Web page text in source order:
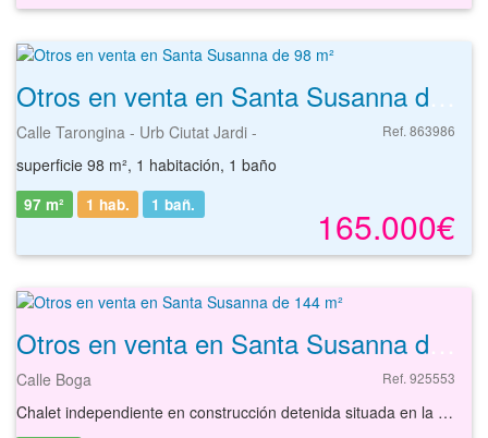
Calle Tarongina - Urb Ciutat Jardi - Ref. 863986
superficie 98 m², 1 habitación, 1 baño
165.000€
97 m² 1 hab. 1 bañ.
Calle Boga Ref. 925553
Chalet independiente en construcción detenida situada en la localidad de Santa Sussna, provincia de Barcelona. Construido en 2003, este chalet independiente en construcción detenida, se asienta sobre una parcela de 1004 m² asentado sobre una parcela de 825 m², dispone de una superficie de 144 m² y se distribuye en salón-comedor, cocina, 3 dormitorios, 2 baños, terraza y garaje. La parcela no edificada se destina a zonas ajardinadas. La vivienda se localiza a las afueras del municipio, comunicada mediante el acceso viari N-II y la estación del tren próximos. La localidad está dotada de equipamiento variado, restaurantes, supermercado, cajero automático, la playa, etc. Con nuestros servicios podrá conocer las posibilidades reales del activo y valorar sus posibilidades de inversión. Empiece ahora mismo pidiendo más información. Un responsable cercano a usted le atenderá personalmente.